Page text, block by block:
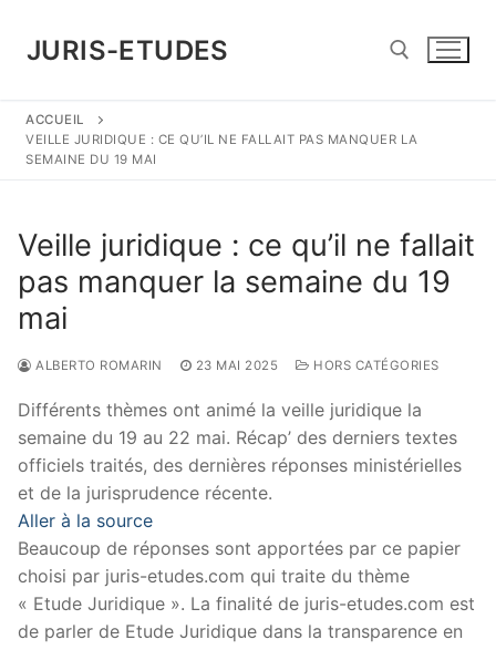
contenu
JURIS-ETUDES
Rechercher :
ACCUEIL
VEILLE JURIDIQUE : CE QU’IL NE FALLAIT PAS MANQUER LA
SEMAINE DU 19 MAI
Veille juridique : ce qu’il ne fallait
pas manquer la semaine du 19
mai
ALBERTO ROMARIN 23 MAI 2025 HORS CATÉGORIES
Différents thèmes ont animé la veille juridique la
semaine du 19 au 22 mai. Récap’ des derniers textes
officiels traités, des dernières réponses ministérielles
et de la jurisprudence récente.
Aller à la source
Beaucoup de réponses sont apportées par ce papier
choisi par juris-etudes.com qui traite du thème
« Etude Juridique ». La finalité de juris-etudes.com est
de parler de Etude Juridique dans la transparence en